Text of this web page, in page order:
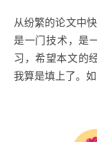
从纷繁的论文中
是一门技术，是
习，希望本文的
我算是填上了。